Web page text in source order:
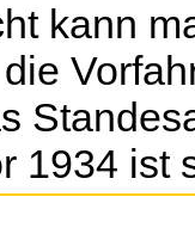
kann
1934 ist